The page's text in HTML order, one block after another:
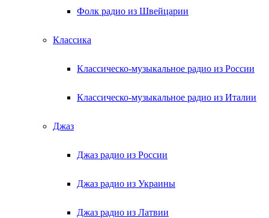
Фолк радио из Швейцарии
Классика
Классическо-музыкальное радио из России
Классическо-музыкальное радио из Италии
Джаз
Джаз радио из России
Джаз радио из Украины
Джаз радио из Латвии